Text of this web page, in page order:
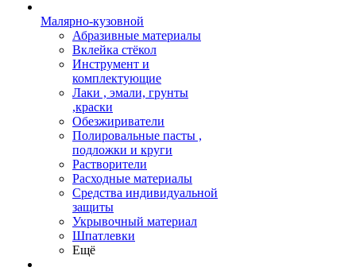
Малярно-кузовной
Абразивные материалы
Вклейка стёкол
Инструмент и
комплектующие
Лаки , эмали, грунты
,краски
Обезжириватели
Полировальные пасты ,
подложки и круги
Растворители
Расходные материалы
Средства индивидуальной
защиты
Укрывочный материал
Шпатлевки
Ещё